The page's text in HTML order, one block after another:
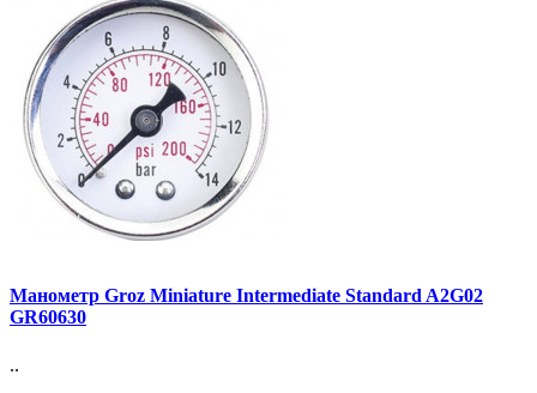
Манометр Groz Miniature Intermediate Standard A2G02
GR60630
..